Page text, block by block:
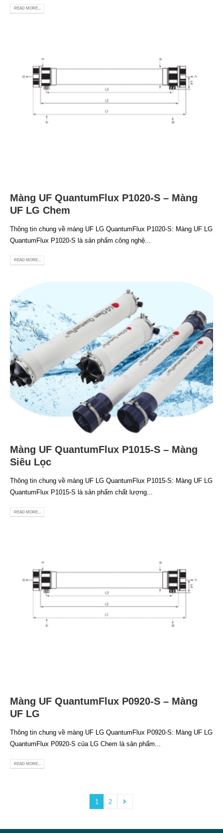
READ MORE...
Màng UF QuantumFlux P1020-S – Màng
UF LG Chem
Thông tin chung về màng UF LG QuantumFlux P1020-S: Màng UF LG
QuantumFlux P1020-S là sản phẩm công nghệ...
READ MORE...
Màng UF QuantumFlux P1015-S – Màng
Siêu Lọc
Thông tin chung về màng UF LG QuantumFlux P1015-S: Màng UF LG
QuantumFlux P1015-S là sản phẩm chất lượng...
READ MORE...
Màng UF QuantumFlux P0920-S – Màng
UF LG
Thông tin chung về màng UF LG QuantumFlux P0920-S: Màng UF LG
QuantumFlux P0920-S của LG Chem là sản phẩm...
READ MORE...
1 2